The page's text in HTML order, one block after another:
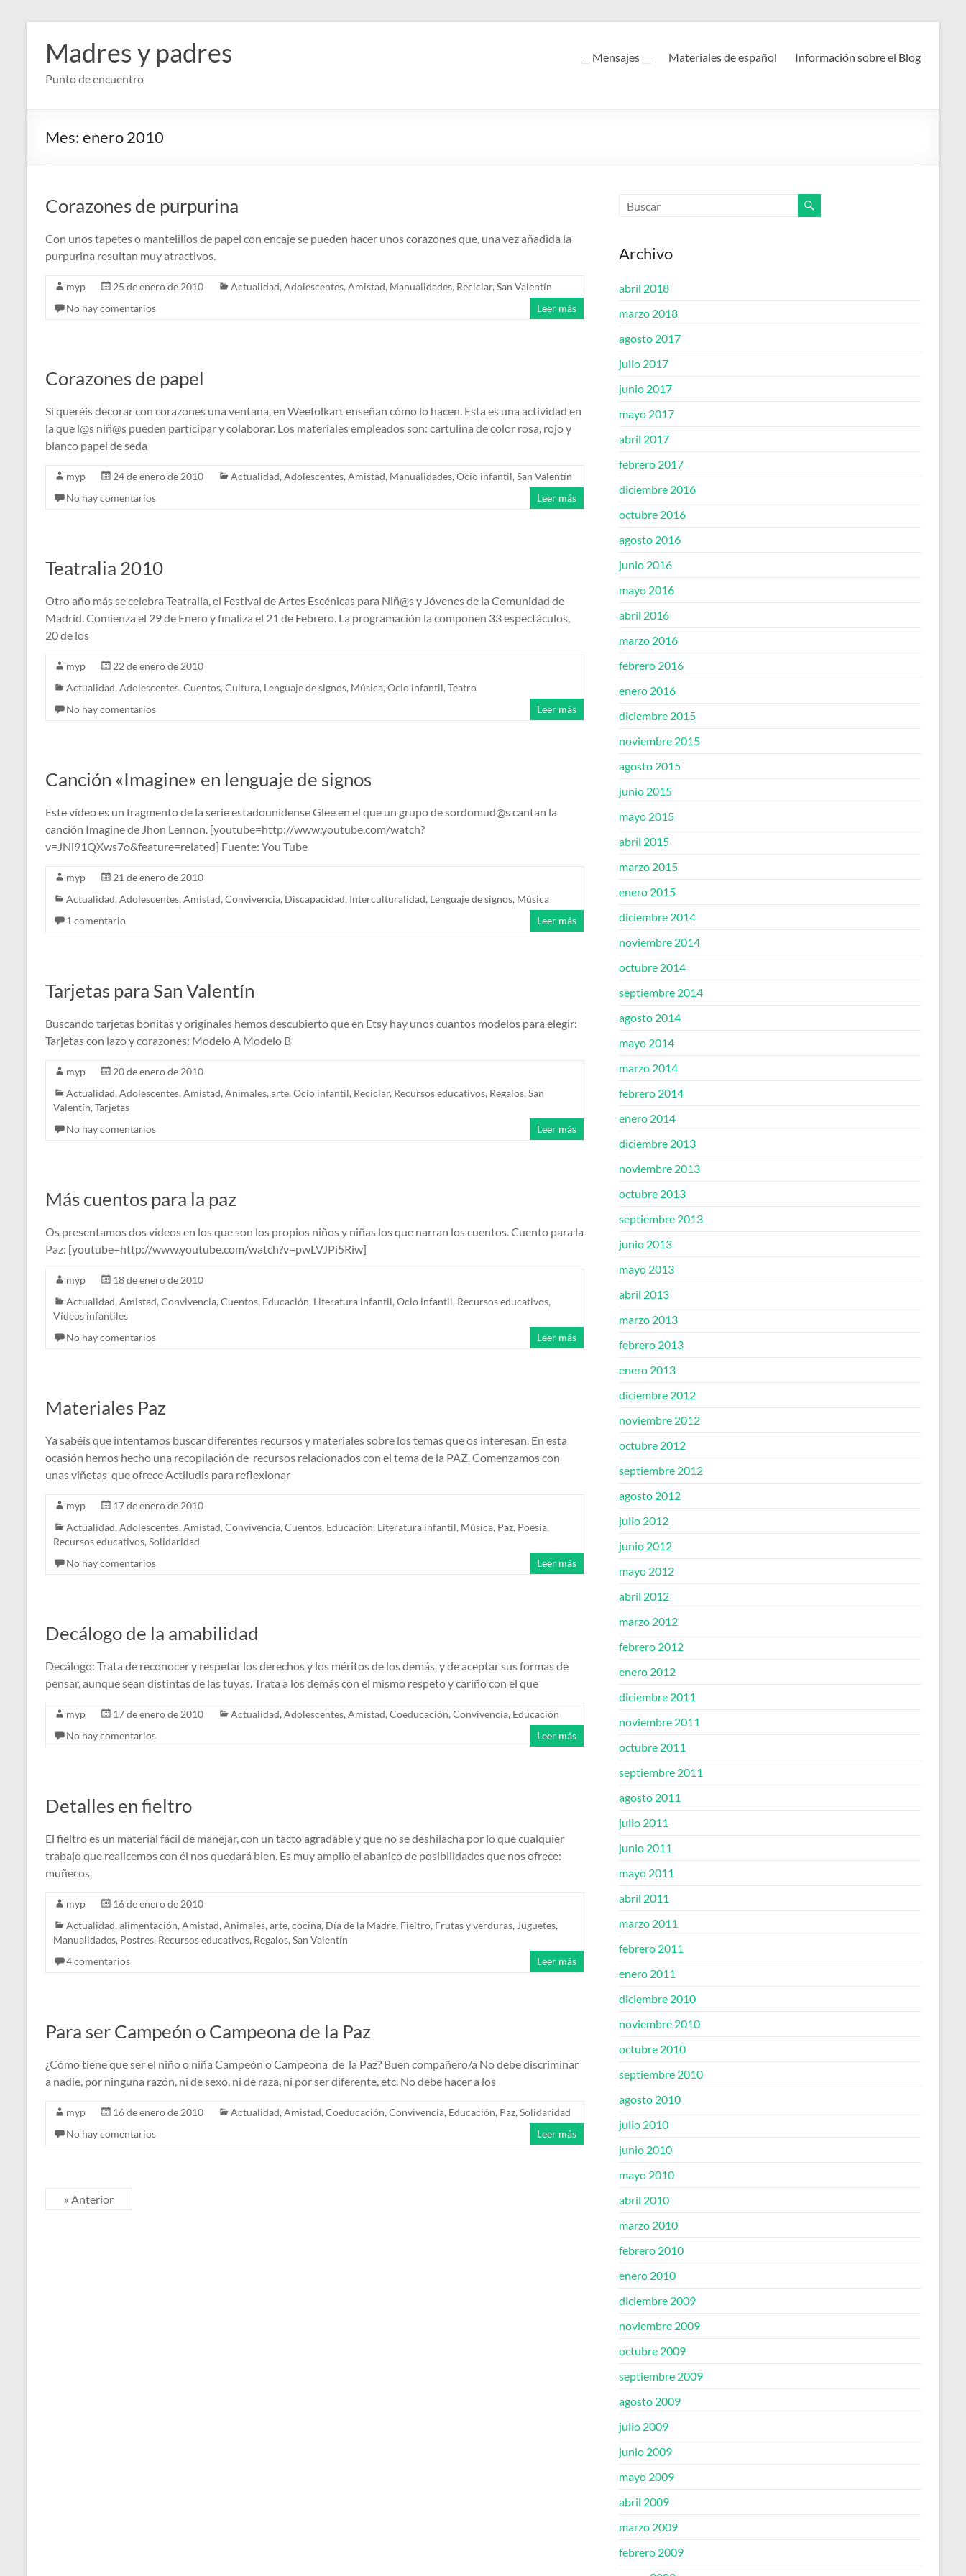
contenido
Madres y padres
Punto de encuentro
__ Mensajes __ Materiales de español Información sobre el Blog
Mes: enero 2010
Corazones de purpurina
Con unos tapetes o mantelillos de papel con encaje se pueden hacer unos corazones que, una vez añadida la
purpurina resultan muy atractivos.
myp 25 de enero de 2010 Actualidad, Adolescentes, Amistad, Manualidades, Reciclar, San Valentín
No hay comentarios
Leer más
Corazones de papel
Si queréis decorar con corazones una ventana, en Weefolkart enseñan cómo lo hacen. Esta es una actividad en
la que l@s niñ@s pueden participar y colaborar. Los materiales empleados son: cartulina de color rosa, rojo y
blanco papel de seda
myp 24 de enero de 2010 Actualidad, Adolescentes, Amistad, Manualidades, Ocio infantil, San Valentín
No hay comentarios
Leer más
Teatralia 2010
Otro año más se celebra Teatralia, el Festival de Artes Escénicas para Niñ@s y Jóvenes de la Comunidad de
Madrid. Comienza el 29 de Enero y finaliza el 21 de Febrero. La programación la componen 33 espectáculos,
20 de los
myp
22 de enero de 2010
Actualidad, Adolescentes, Cuentos, Cultura, Lenguaje de signos, Música, Ocio infantil, Teatro
No hay comentarios
Leer más
Canción «Imagine» en lenguaje de signos
Este vídeo es un fragmento de la serie estadounidense Glee en el que un grupo de sordomud@s cantan la
canción Imagine de Jhon Lennon. [youtube=http://www.youtube.com/watch?
v=JNl91QXws7o&feature=related] Fuente: You Tube
myp
21 de enero de 2010
Actualidad, Adolescentes, Amistad, Convivencia, Discapacidad, Interculturalidad, Lenguaje de signos, Música
1 comentario
Leer más
Tarjetas para San Valentín
Buscando tarjetas bonitas y originales hemos descubierto que en Etsy hay unos cuantos modelos para elegir:
Tarjetas con lazo y corazones: Modelo A Modelo B
myp
20 de enero de 2010
Actualidad, Adolescentes, Amistad, Animales, arte, Ocio infantil, Reciclar, Recursos educativos, Regalos, San
Valentín, Tarjetas
No hay comentarios
Leer más
Más cuentos para la paz
Os presentamos dos vídeos en los que son los propios niños y niñas los que narran los cuentos. Cuento para la
Paz: [youtube=http://www.youtube.com/watch?v=pwLVJPi5Riw]
myp
18 de enero de 2010
Actualidad, Amistad, Convivencia, Cuentos, Educación, Literatura infantil, Ocio infantil, Recursos educativos,
Vídeos infantiles
No hay comentarios
Leer más
Materiales Paz
Ya sabéis que intentamos buscar diferentes recursos y materiales sobre los temas que os interesan. En esta
ocasión hemos hecho una recopilación de recursos relacionados con el tema de la PAZ. Comenzamos con
unas viñetas que ofrece Actiludis para reflexionar
myp
17 de enero de 2010
Actualidad, Adolescentes, Amistad, Convivencia, Cuentos, Educación, Literatura infantil, Música, Paz, Poesía,
Recursos educativos, Solidaridad
No hay comentarios
Leer más
Decálogo de la amabilidad
Decálogo: Trata de reconocer y respetar los derechos y los méritos de los demás, y de aceptar sus formas de
pensar, aunque sean distintas de las tuyas. Trata a los demás con el mismo respeto y cariño con el que
myp 17 de enero de 2010 Actualidad, Adolescentes, Amistad, Coeducación, Convivencia, Educación
No hay comentarios
Leer más
Detalles en fieltro
El fieltro es un material fácil de manejar, con un tacto agradable y que no se deshilacha por lo que cualquier
trabajo que realicemos con él nos quedará bien. Es muy amplio el abanico de posibilidades que nos ofrece:
muñecos,
myp
16 de enero de 2010
Actualidad, alimentación, Amistad, Animales, arte, cocina, Día de la Madre, Fieltro, Frutas y verduras, Juguetes,
Manualidades, Postres, Recursos educativos, Regalos, San Valentín
4 comentarios
Leer más
Para ser Campeón o Campeona de la Paz
¿Cómo tiene que ser el niño o niña Campeón o Campeona de la Paz? Buen compañero/a No debe discriminar
a nadie, por ninguna razón, ni de sexo, ni de raza, ni por ser diferente, etc. No debe hacer a los
myp 16 de enero de 2010 Actualidad, Amistad, Coeducación, Convivencia, Educación, Paz, Solidaridad
No hay comentarios
Leer más
« Anterior
Archivo
abril 2018
marzo 2018
agosto 2017
julio 2017
junio 2017
mayo 2017
abril 2017
febrero 2017
diciembre 2016
octubre 2016
agosto 2016
junio 2016
mayo 2016
abril 2016
marzo 2016
febrero 2016
enero 2016
diciembre 2015
noviembre 2015
agosto 2015
junio 2015
mayo 2015
abril 2015
marzo 2015
enero 2015
diciembre 2014
noviembre 2014
octubre 2014
septiembre 2014
agosto 2014
mayo 2014
marzo 2014
febrero 2014
enero 2014
diciembre 2013
noviembre 2013
octubre 2013
septiembre 2013
junio 2013
mayo 2013
abril 2013
marzo 2013
febrero 2013
enero 2013
diciembre 2012
noviembre 2012
octubre 2012
septiembre 2012
agosto 2012
julio 2012
junio 2012
mayo 2012
abril 2012
marzo 2012
febrero 2012
enero 2012
diciembre 2011
noviembre 2011
octubre 2011
septiembre 2011
agosto 2011
julio 2011
junio 2011
mayo 2011
abril 2011
marzo 2011
febrero 2011
enero 2011
diciembre 2010
noviembre 2010
octubre 2010
septiembre 2010
agosto 2010
julio 2010
junio 2010
mayo 2010
abril 2010
marzo 2010
febrero 2010
enero 2010
diciembre 2009
noviembre 2009
octubre 2009
septiembre 2009
agosto 2009
julio 2009
junio 2009
mayo 2009
abril 2009
marzo 2009
febrero 2009